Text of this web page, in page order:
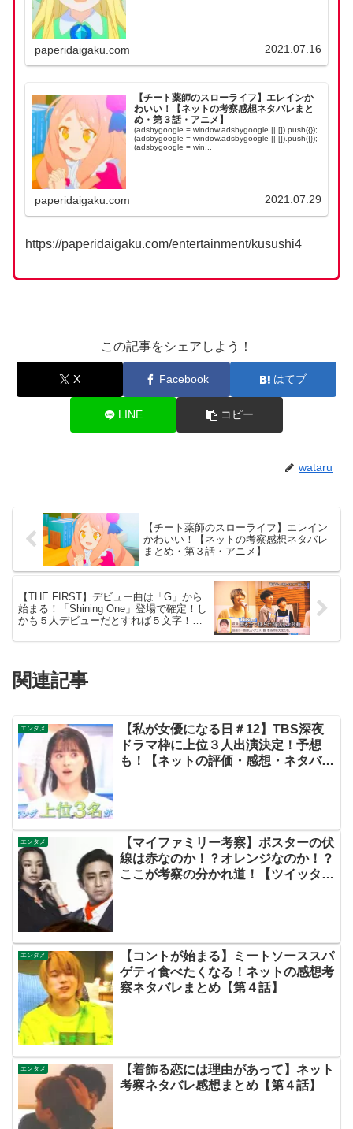
paperidaigaku.com 2021.07.16
【チート薬師のスローライフ】エレインか
わいい！【ネットの考察感想ネタバレまと
め・第３話・アニメ】
(adsbygoogle = window.adsbygoogle || []).push({});
(adsbygoogle = window.adsbygoogle || []).push({});
(adsbygoogle = win...
paperidaigaku.com 2021.07.29
https://paperidaigaku.com/entertainment/kusushi4
この記事をシェアしよう！
X Facebook はてブ
LINE コピー
wataru
【チート薬師のスローライフ】エレイン
かわいい！【ネットの考察感想ネタバレ
まとめ・第３話・アニメ】
【THE FIRST】デビュー曲は「G」から
始まる！「Shining One」登場で確定！し
かも５人デビューだとすれば５文字！？
鳥肌立ったわ…【シャイニングワン・ス
ビーファースト】
関連記事
エンタメ
【私が女優になる日＃12】TBS深夜
ドラマ枠に上位３人出演決定！予想
も！【ネットの評価・感想・ネタバレ
エンタメ
【マイファミリー考察】ポスターの伏
線は赤なのか！？オレンジなのか！？
ここが考察の分かれ道！【ツイッター
エンタメ
【コントが始まる】ミートソーススパ
ゲティ食べたくなる！ネットの感想考
察ネタバレまとめ【第４話】
エンタメ
【着飾る恋には理由があって】ネット
考察ネタバレ感想まとめ【第４話】